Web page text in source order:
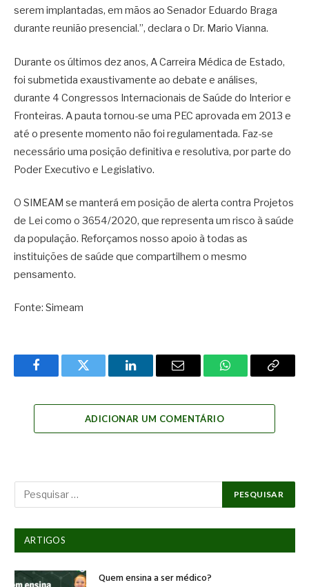
serem implantadas, em mãos ao Senador Eduardo Braga
durante reunião presencial.”, declara o Dr. Mario Vianna.
Durante os últimos dez anos, A Carreira Médica de Estado,
foi submetida exaustivamente ao debate e análises,
durante 4 Congressos Internacionais de Saúde do Interior e
Fronteiras. A pauta tornou-se uma PEC aprovada em 2013 e
até o presente momento não foi regulamentada. Faz-se
necessário uma posição definitiva e resolutiva, por parte do
Poder Executivo e Legislativo.
O SIMEAM se manterá em posição de alerta contra Projetos
de Lei como o 3654/2020, que representa um risco à saúde
da população. Reforçamos nosso apoio à todas as
instituições de saúde que compartilhem o mesmo
pensamento.
Fonte: Simeam
FacebookTwitter LinkedInEmail WhatsAppCopy
ADICIONAR UM COMENTÁRIO
ARTIGOS
Quem ensina a ser médico?